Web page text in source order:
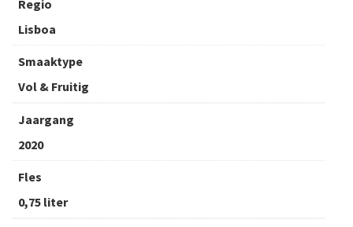
Regio
Lisboa
Smaaktype
Vol & Fruitig
Jaargang
2020
Fles
0,75 liter